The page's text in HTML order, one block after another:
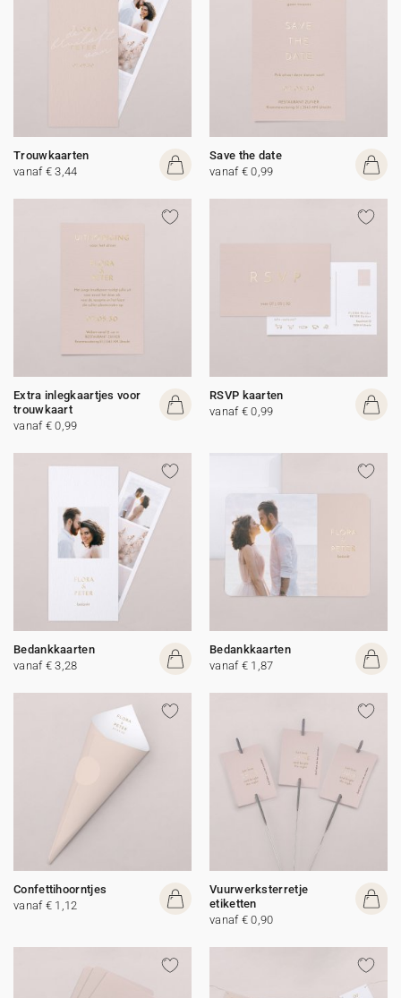
Trouwkaarten
vanaf € 3,44
Save the date
vanaf € 0,99
Extra inlegkaartjes voor
trouwkaart
vanaf € 0,99
RSVP kaarten
vanaf € 0,99
Bedankkaarten
vanaf € 3,28
Bedankkaarten
vanaf € 1,87
Confettihoorntjes
vanaf € 1,12
Vuurwerksterretje
etiketten
vanaf € 0,90